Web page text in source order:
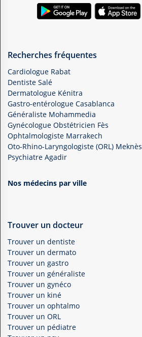
Recherches fréquentes
Cardiologue Rabat
Dentiste Salé
Dermatologue Kénitra
Gastro-entérologue Casablanca
Généraliste Mohammedia
Gynécologue Obstétricien Fès
Ophtalmologiste Marrakech
Oto-Rhino-Laryngologiste (ORL) Meknès
Psychiatre Agadir
Nos médecins par ville
Trouver un docteur
Trouver un dentiste
Trouver un dermato
Trouver un gastro
Trouver un généraliste
Trouver un gynéco
Trouver un kiné
Trouver un ophtalmo
Trouver un ORL
Trouver un pédiatre